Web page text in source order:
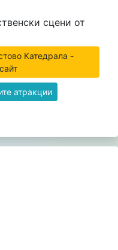
сцени от
Катедрала -
атракции